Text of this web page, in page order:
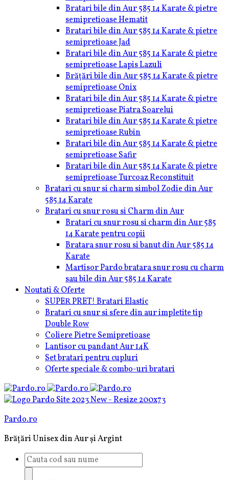
Bratari bile din Aur 585 14 Karate & pietre
semipretioase Hematit
Bratari bile din Aur 585 14 Karate & pietre
semipretioase Jad
Bratari bile din Aur 585 14 Karate & pietre
semipretioase Lapis Lazuli
Brățări bile din Aur 585 14 Karate & pietre
semipretioase Onix
Bratari bile din Aur 585 14 Karate & pietre
semipretioase Piatra Soarelui
Bratari bile din Aur 585 14 Karate & pietre
semipretioase Rubin
Bratari bile din Aur 585 14 Karate & pietre
semipretioase Safir
Bratari bile din Aur 585 14 Karate & pietre
semipretioase Turcoaz Reconstituit
Bratari cu snur si charm simbol Zodie din Aur
585 14 Karate
Bratari cu snur rosu si Charm din Aur
Bratari cu snur rosu si charm din Aur 585
14 Karate pentru copii
Bratara snur rosu si banut din Aur 585 14
Karate
Martisor Pardo bratara snur rosu cu charm
sau bile din Aur 585 14 Karate
Noutati & Oferte
SUPER PRET! Bratari Elastic
Bratari cu snur si sfere din aur impletite tip
Double Row
Coliere Pietre Semipretioase
Lantisor cu pandant Aur 14K
Set bratari pentru cupluri
Oferte speciale & combo-uri bratari
Pardo.ro
Brățări Unisex din Aur și Argint
Products
search